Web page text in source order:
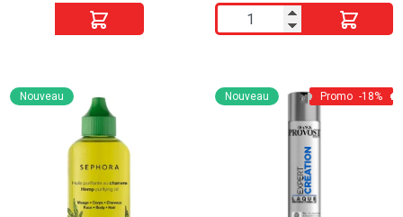
lisseur
à
quantité
de
Peigne
en
Nouveau Promo -18%
Nouveau